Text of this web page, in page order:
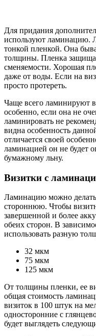
Для придания
используют ламинацию.
тонкой пленкой. Она
толщины. Пленка
сменяемости. Хорошая
даже от воды. Если на
просто протереть.
Чаще всего ламинируют
особенно, если она не
ламинировать не
видна особенность
отличается своей
ламинацией он не будет
бумажному льну.
Визитки с
Ламинацию можно
стороннюю. Чтобы
завершенной и более
обеих сторон. В
использовать разную
32 мкм
75 мкм
125 мкм
От толщины пленки, ее
общая стоимость
визиток в 100 штук на
односторонние с
будет выглядеть